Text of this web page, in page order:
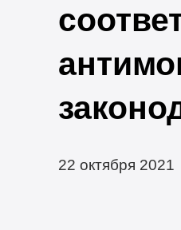
22 октября 2021